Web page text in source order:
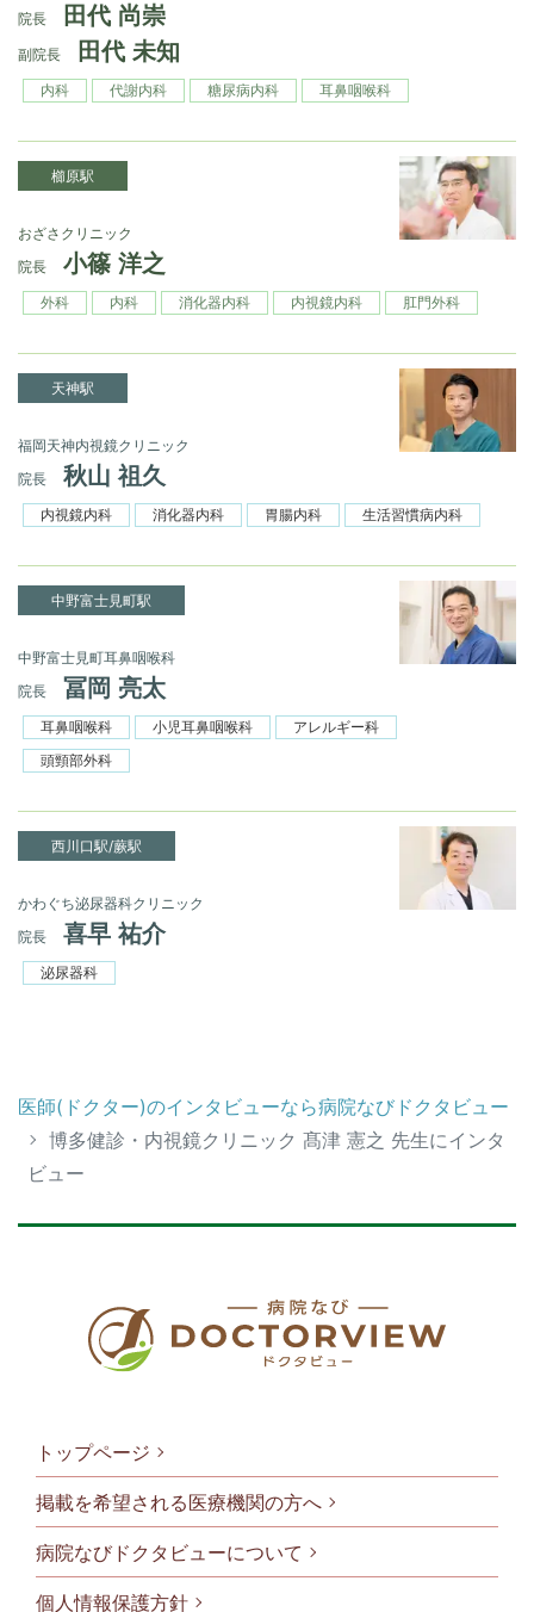
院長
田代 尚崇
副院長 田代 未知
内科 代謝内科 糖尿病内科 耳鼻咽喉科
櫛原駅
おざさクリニック
院長
小篠 洋之
外科 内科 消化器内科 内視鏡内科 肛門外科
天神駅
福岡天神内視鏡クリニック
院長
秋山 祖久
内視鏡内科 消化器内科 胃腸内科 生活習慣病内科
中野富士見町駅
中野富士見町耳鼻咽喉科
院長
冨岡 亮太
耳鼻咽喉科 小児耳鼻咽喉科
アレルギー科
頭頸部外科
西川口駅/蕨駅
かわぐち泌尿器科クリニック
院長
喜早 祐介
泌尿器科
医師(ドクター)のインタビューなら病院なびドクタビュー
博多健診・内視鏡クリニック 髙津 憲之 先生にインタ
ビュー
フッタメニ
トップページ
掲載を希望される医療機関の方へ
病院なびドクタビューについて
個人情報保護方針